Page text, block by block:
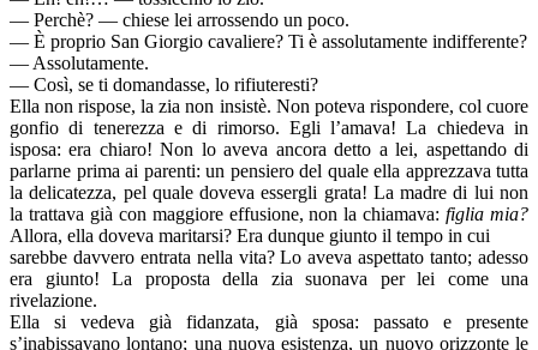
— Perchè? — chiese lei arrossendo un poco.
— È proprio San Giorgio cavaliere? Ti è assolutamente indifferente?
— Assolutamente.
— Così, se ti domandasse, lo rifiuteresti?
Ella non rispose, la zia non insistè. Non poteva rispondere, col cuore
gonfio di tenerezza e di rimorso. Egli l’amava! La chiedeva in
isposa: era chiaro! Non lo aveva ancora detto a lei, aspettando di
parlarne prima ai parenti: un pensiero del quale ella apprezzava tutta
la delicatezza, pel quale doveva essergli grata! La madre di lui non
la trattava già con maggiore effusione, non la chiamava:figlia mia?
Allora, ella doveva maritarsi? Era dunque giunto il tempo in cui
sarebbe davvero entrata nella vita? Lo aveva aspettato tanto; adesso
era giunto! La proposta della zia suonava per lei come una
rivelazione.
Ella si vedeva già fidanzata, già sposa: passato e presente
s’inabissavano lontano; una nuova esistenza, un nuovo orizzonte le